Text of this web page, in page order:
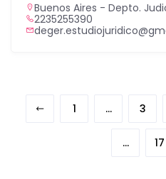
Buenos Aires - Depto.
2235255390
1 … 3
… 17